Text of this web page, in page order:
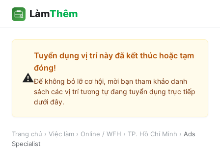
LàmThêm
⚠️
Tuyển dụng vị trí này đã kết thúc hoặc tạm
đóng!
Để không bỏ lỡ cơ hội, mời bạn tham khảo danh
sách các vị trí tương tự đang tuyển dụng trực tiếp
dưới đây.
Trang chủ › Việc làm › Online / WFH › TP. Hồ Chí Minh › Ads
Specialist